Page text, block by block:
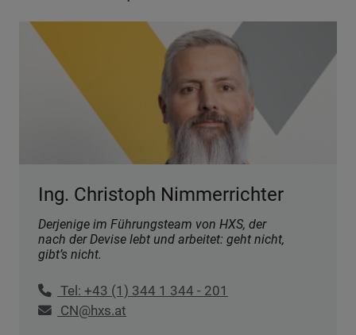
Ing. Christoph Nimmerrichter
Derjenige im Führungsteam von HXS, der
nach der Devise lebt und arbeitet: geht nicht,
gibt’s nicht.
Tel: +43 (1) 344 1 344 - 201
CN@hxs.at